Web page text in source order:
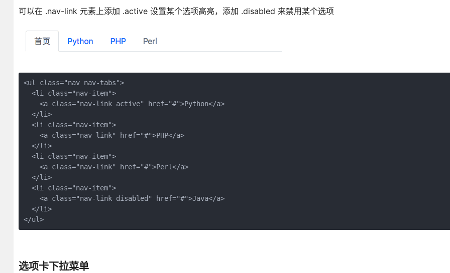
可以在 .nav-link 元素上添加 .active 设置某个选项高亮，添加 .disabled 来禁用某个选项
<ul class="nav nav-tabs">
  <li class="nav-item">
    <a class="nav-link active" href="#">Python</a>
  </li>
  <li class="nav-item">
    <a class="nav-link" href="#">PHP</a>
  </li>
  <li class="nav-item">
    <a class="nav-link" href="#">Perl</a>
  </li>
  <li class="nav-item">
    <a class="nav-link disabled" href="#">Java</a>
  </li>
</ul>
选项卡下拉菜单